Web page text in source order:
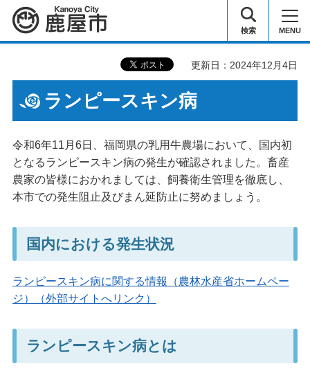
鹿屋市 検索 MENU
更新日：2024年12月4日
ランピースキン病
令和6年11月6日、福岡県の乳用牛農場において、国内初
となるランピースキン病の発生が確認されました。畜産
農家の皆様におかれましては、飼養衛生管理を徹底し、
本市での発生阻止及びまん延防止に努めましょう。
国内における発生状況
ランピースキン病に関する情報（農林水産省ホームペー
ジ）（外部サイトへリンク）
ランピースキン病とは